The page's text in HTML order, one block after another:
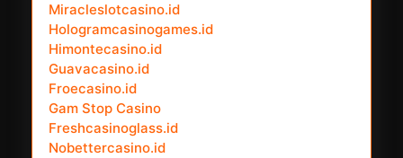
Miracleslotcasino.id
Hologramcasinogames.id
Himontecasino.id
Guavacasino.id
Froecasino.id
Gam Stop Casino
Freshcasinoglass.id
Nobettercasino.id